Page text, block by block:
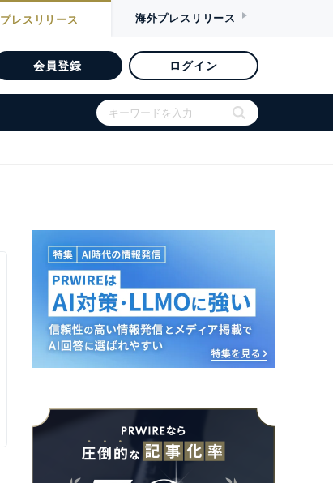
プレスリリース 海外プレスリリース
会員登録 ログイン